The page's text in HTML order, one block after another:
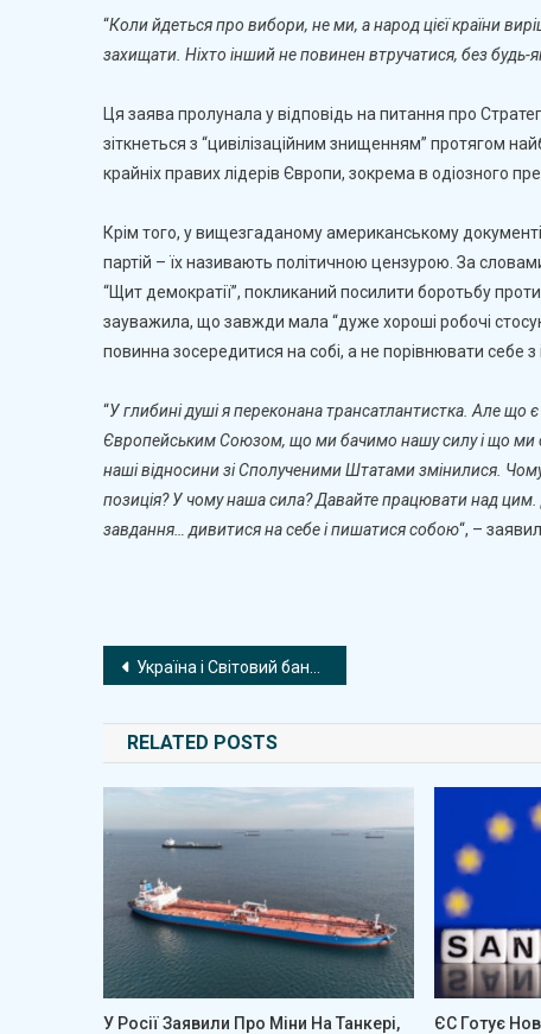
В
“Коли йдеться про вибори, не ми, а народ цієї країни
захищати. Ніхто інший не повинен втручатися, без будь-
Ця заява пролунала у відповідь на питання про
зіткнеться з “цивілізаційним знищенням” протягом
крайніх правих лідерів Європи, зокрема в одіозного
Крім того, у вищезгаданому американському
партій – їх називають політичною цензурою. За
“Щит демократії”, покликаний посилити боротьбу
зауважила, що завжди мала “дуже хороші робочі
повинна зосередитися на собі, а не порівнювати себе з
“У глибині душі я переконана трансатлантистка. Але
Європейським Союзом, що ми бачимо нашу силу і що ми
наші відносини зі Сполученими Штатами змінилися.
позиція? У чому наша сила? Давайте працювати над
завдання… дивитися на себе і пишатися собою“, –
Навігація
записів
Україна і Світовий банк обговорили фінансову підтримку на 2026 рік
RELATED POSTS
У Росії Заявили Про Міни На Танкері,
ЄС Готує